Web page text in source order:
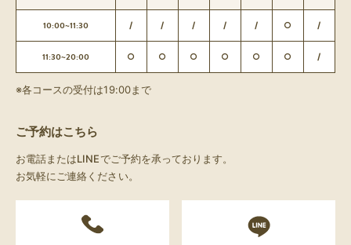
10:00~11:30 / / / / / ○ /
11:30~20:00 ○ ○ ○ ○ ○ ○ /
※各コースの受付は19:00まで
ご予約はこちら
お電話またはLINEでご予約を承っております。
お気軽にご連絡ください。